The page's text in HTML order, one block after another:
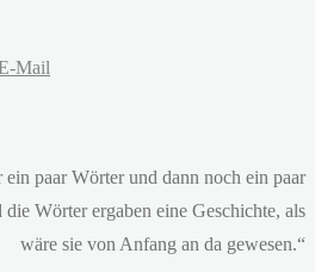
Mail
ein paar Wörter und dann noch ein paar
die Wörter ergaben eine Geschichte, als
wäre sie von Anfang an da gewesen.“